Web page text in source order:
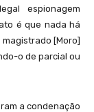
espionagem
é que nada há
[Moro]
o de parcial ou
a condenação